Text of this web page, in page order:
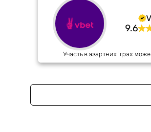
9.6
Участь в азартних іграх